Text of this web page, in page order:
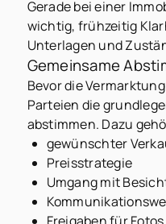
Gerade bei einer
wichtig, frühzeitig
Unterlagen und
Gemeinsame
Bevor die
Parteien die
abstimmen. Dazu
gewünschter
Preisstrategie
Umgang mit